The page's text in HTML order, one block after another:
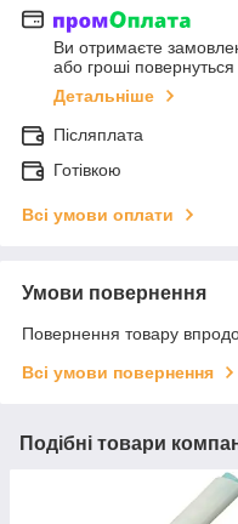
Ви отримаєте
або гроші
Детальніше
Післяплата
Готівкою
Всі умови оплати
Умови повернення
Повернення товару
Всі умови повернення
Подібні товари